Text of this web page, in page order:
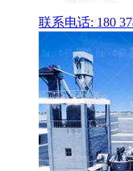
联系电话: 180